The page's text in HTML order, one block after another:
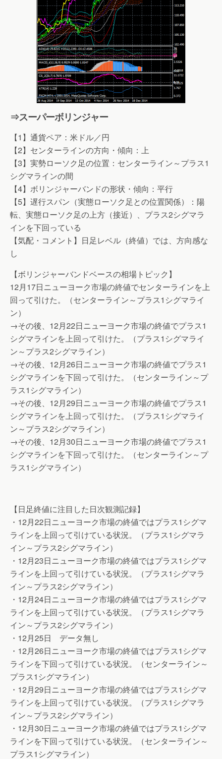
⇒スーパーボリンジャー
【1】通貨ペア：米ドル／円
【2】センターラインの方向・傾向：上
【3】実勢ローソク足の位置：センターライン～プラス1
シグマラインの間
【4】ボリンジャーバンドの形状・傾向：平行
【5】遅行スパン（実態ローソク足との位置関係）：陽
転、実態ローソク足の上方（接近）、プラス2シグマラ
インを下回っている
【気配・コメント】日足レベル（終値）では、方向感な
し
【ボリンジャーバンドベースの相場トピック】
12月17日ニューヨーク市場の終値でセンターラインを上
回って引けた。（センターライン～プラス1シグマライ
ン）
→その後、12月22日ニューヨーク市場の終値でプラス1
シグマラインを上回って引けた。（プラス1シグマライ
ン～プラス2シグマライン）
→その後、12月26日ニューヨーク市場の終値でプラス1
シグマラインを下回って引けた。（センターライン～プ
ラス1シグマライン）
→その後、12月29日ニューヨーク市場の終値でプラス1
シグマラインを上回って引けた。（プラス1シグマライ
ン～プラス2シグマライン）
→その後、12月30日ニューヨーク市場の終値でプラス1
シグマラインを下回って引けた。（センターライン～プ
ラス1シグマライン）
【日足終値に注目した日次観測記録】
・12月22日ニューヨーク市場の終値ではプラス1シグマ
ラインを上回って引けている状況。（プラス1シグマラ
イン～プラス2シグマライン）
・12月23日ニューヨーク市場の終値ではプラス1シグマ
ラインを上回って引けている状況。（プラス1シグマラ
イン～プラス2シグマライン）
・12月24日ニューヨーク市場の終値ではプラス1シグマ
ラインを上回って引けている状況。（プラス1シグマラ
イン～プラス2シグマライン）
・12月25日 データ無し
・12月26日ニューヨーク市場の終値ではプラス1シグマ
ラインを下回って引けている状況。（センターライン～
プラス1シグマライン）
・12月29日ニューヨーク市場の終値ではプラス1シグマ
ラインを上回って引けている状況。（プラス1シグマラ
イン～プラス2シグマライン）
・12月30日ニューヨーク市場の終値ではプラス1シグマ
ラインを下回って引けている状況。（センターライン～
プラス1シグマライン）